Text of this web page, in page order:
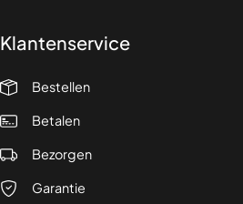
Klantenservice
Bestellen
Betalen
Bezorgen
Garantie